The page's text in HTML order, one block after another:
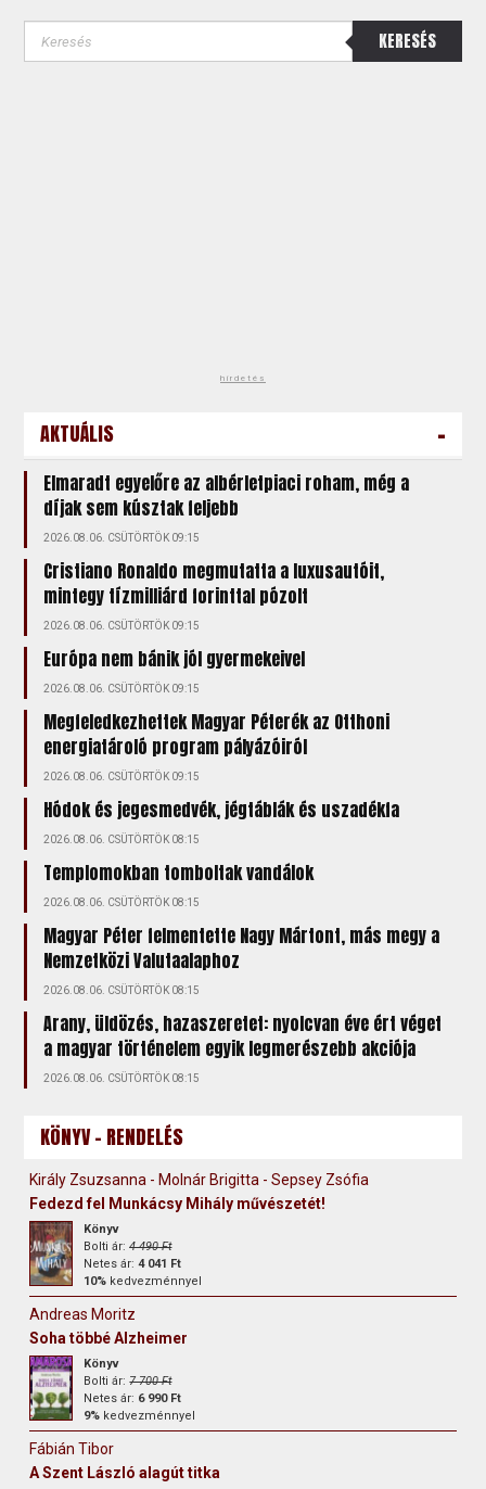
KERESÉS
hirdetés
AKTUÁLIS -
Elmaradt egyelőre az albérletpiaci roham, még a
díjak sem kúsztak feljebb
2026.08.06. CSÜTÖRTÖK 09:15
Cristiano Ronaldo megmutatta a luxusautóit,
mintegy tízmilliárd forinttal pózolt
2026.08.06. CSÜTÖRTÖK 09:15
Európa nem bánik jól gyermekeivel
2026.08.06. CSÜTÖRTÖK 09:15
Megfeledkezhettek Magyar Péterék az Otthoni
energiatároló program pályázóiról
2026.08.06. CSÜTÖRTÖK 09:15
Hódok és jegesmedvék, jégtáblák és uszadékfa
2026.08.06. CSÜTÖRTÖK 08:15
Templomokban tomboltak vandálok
2026.08.06. CSÜTÖRTÖK 08:15
Magyar Péter felmentette Nagy Mártont, más megy a
Nemzetközi Valutaalaphoz
2026.08.06. CSÜTÖRTÖK 08:15
Arany, üldözés, hazaszeretet: nyolcvan éve ért véget
a magyar történelem egyik legmerészebb akciója
2026.08.06. CSÜTÖRTÖK 08:15
KÖNYV - RENDELÉS
Király Zsuzsanna - Molnár Brigitta - Sepsey Zsófia
Fedezd fel Munkácsy Mihály művészetét!
Könyv
Bolti ár:4 490 Ft
Netes ár:4 041 Ft
10% kedvezménnyel
Andreas Moritz
Soha többé Alzheimer
Könyv
Bolti ár:7 700 Ft
Netes ár: 6 990 Ft
9% kedvezménnyel
Fábián Tibor
A Szent László alagút titka